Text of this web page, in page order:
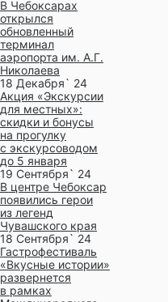
В Чебоксарах
открылся
обновленный
терминал
аэропорта им. А.Г.
Николаева
18 Декабря` 24
Акция «Экскурсии
для местных»:
скидки и бонусы
на прогулку
с экскурсоводом
до 5 января
19 Сентября` 24
В центре Чебоксар
появились герои
из легенд
Чувашского края
18 Сентября` 24
Гастрофестиваль
«Вкусные истории»
развернется
в рамках